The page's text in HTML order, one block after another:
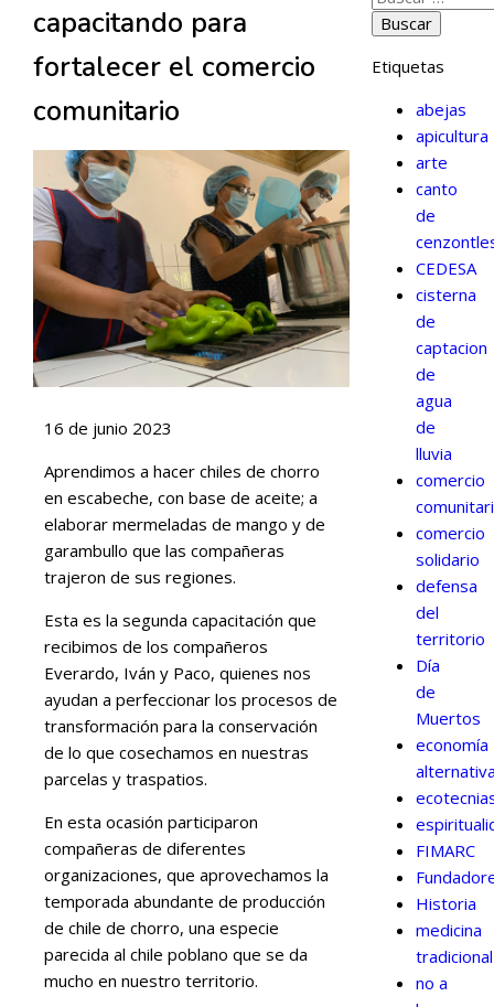
capacitando para
fortalecer el comercio
comunitario
16 de junio 2023
Aprendimos a hacer chiles de chorro
en escabeche, con base de aceite; a
elaborar mermeladas de mango y de
garambullo que las compañeras
trajeron de sus regiones.
Esta es la segunda capacitación que
recibimos de los compañeros
Everardo, Iván y Paco, quienes nos
ayudan a perfeccionar los procesos de
transformación para la conservación
de lo que cosechamos en nuestras
parcelas y traspatios.
En esta ocasión participaron
compañeras de diferentes
organizaciones, que aprovechamos la
temporada abundante de producción
de chile de chorro, una especie
parecida al chile poblano que se da
mucho en nuestro territorio.
Etiquetas
abejas
apicultura
arte
canto
de
CEDESA
cisterna
de
captacion
de
agua
de
lluvia
comercio
comercio
solidario
defensa
del
territorio
Día
de
Muertos
economía
FIMARC
Historia
medicina
tradicional
no a